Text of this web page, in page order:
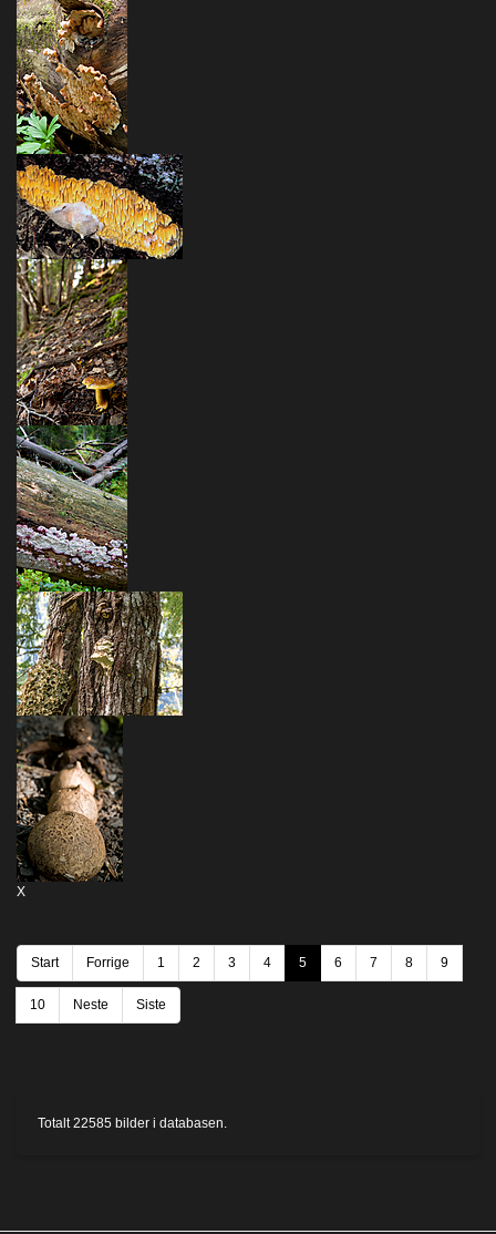
X
Start Forrige 1 2 3 4 5 6 7 8 9
10 Neste Siste
Totalt 22585 bilder i databasen.